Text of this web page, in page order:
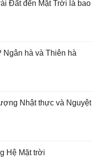
Đất đến Mặt Trời là bao
Ngân hà và Thiên hà
Nhật thực và Nguyệt
Hệ Mặt trời